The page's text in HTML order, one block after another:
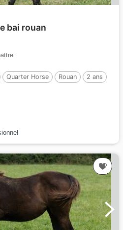
bai rouan
Quarter Horse Rouan 2 ans